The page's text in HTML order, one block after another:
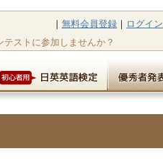
｜ 無料会員登録 ｜ ログイン
ストに参加しませんか？